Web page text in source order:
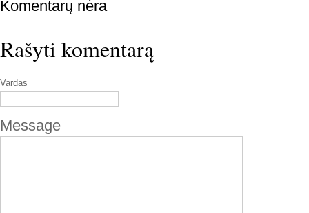
Komentarų nėra
Rašyti komentarą
Vardas
Message